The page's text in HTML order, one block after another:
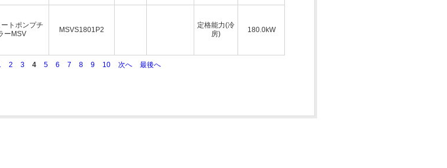
トポンプチ
ーMSV
MSVS1801P2
定格能力(冷
房)
180.0kW
2 3 4 5 6 7 8 9 10 次へ 最後へ